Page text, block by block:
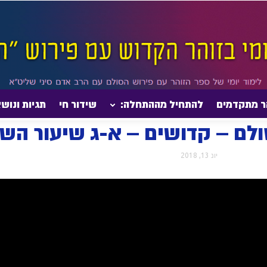
מתקדמים להתחיל מההתחלה: שידור חי תגיות דף היומי בזוהר הסולם – קדושים – א-ג שיעור השקפה
– קדושים – א-ג שיעור
יונ 13, 2018